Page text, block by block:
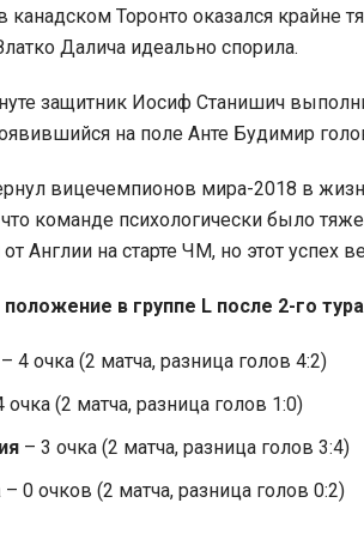
канадском Торонто оказался крайне
Далича идеально спорила.
защитник Иосиф Станишич
на поле Анте Будимир
вицечемпионов мира-2018 в
что команде психологически было
Англии на старте ЧМ, но этот успех
в группе L после 2-го
– 4 очка (2 матча, разница голов 4:2)
очка (2 матча, разница голов 1:0)
– 3 очка (2 матча, разница голов 3:4)
– 0 очков (2 матча, разница голов 0:2)